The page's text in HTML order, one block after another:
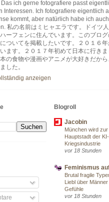
ich gerne fotografiere passt
Interessen. Ich fotografiere eigentlich
kommt, aber natürlich habe ich
私の名前はミヒャエラです。ドイツ
ーフェンに住んでいます。このブロ
ついてを掲載したいです。２０１６
ます。２０１７年初めて日本に行きま
の食物や漫画やアニメが大好きだか
した。
anzeigen
Blogroll
Jacobin
München wird zur
Hauptstadt der KI-
Kriegsindustrie
vor 18 Stunden
Feminismus
Brutal fragile
Liebl über
Gefühle
vor 18 Stunden